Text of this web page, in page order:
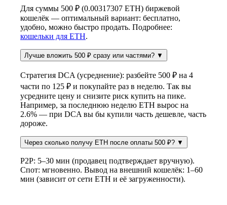
Для суммы 500 ₽ (0.00317307 ETH) биржевой
кошелёк — оптимальный вариант: бесплатно,
удобно, можно быстро продать. Подробнее:
кошельки для ETH.
Лучше вложить 500 ₽ сразу или частями? ▼
Стратегия DCA (усреднение): разбейте 500 ₽ на 4
части по 125 ₽ и покупайте раз в неделю. Так вы
усредните цену и снизите риск купить на пике.
Например, за последнюю неделю ETH вырос на
2.6% — при DCA вы бы купили часть дешевле, часть
дороже.
Через сколько получу ETH после оплаты 500 ₽? ▼
P2P: 5–30 мин (продавец подтверждает вручную).
Спот: мгновенно. Вывод на внешний кошелёк: 1–60
мин (зависит от сети ETH и её загруженности).